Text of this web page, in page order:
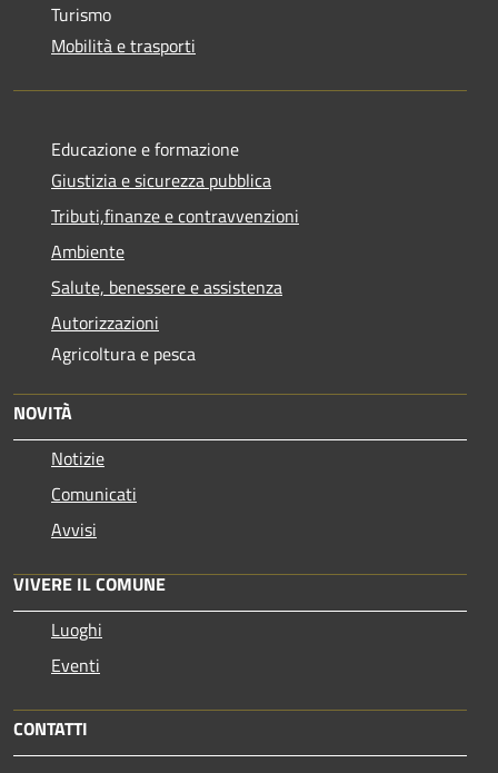
Turismo
Mobilità e trasporti
Educazione e formazione
Giustizia e sicurezza pubblica
Tributi,finanze e contravvenzioni
Ambiente
Salute, benessere e assistenza
Autorizzazioni
Agricoltura e pesca
NOVITÀ
Notizie
Comunicati
Avvisi
VIVERE IL COMUNE
Luoghi
Eventi
CONTATTI